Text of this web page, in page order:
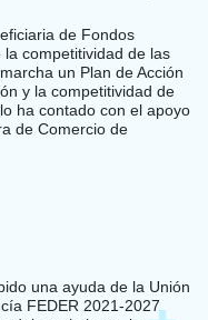
de Fondos
competitividad de las
un Plan de Acción
y la competitividad de
ha contado con el apoyo
de Comercio de
una ayuda de la Unión
FEDER 2021-2027